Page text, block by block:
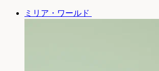
ミリア・ワールド